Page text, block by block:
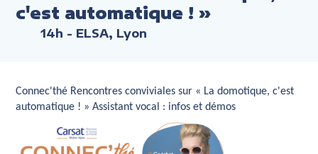
c'est automatique ! »
14h - ELSA, Lyon
Connec'thé Rencontres conviviales sur « La domotique, c'est
automatique ! » Assistant vocal : infos et démos